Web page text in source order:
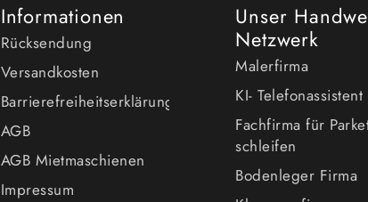
Informationen
Rücksendung
Versandkosten
Barrierefreiheitserklärung
AGB
AGB Mietmaschienen
Impressum
Unser
Netzwerk
Malerfirma
KI- Telefonassistent
Fachfirma für
schleifen
Bodenleger Firma